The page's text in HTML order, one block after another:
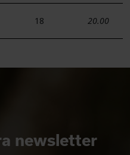
18 20.00
newsletter